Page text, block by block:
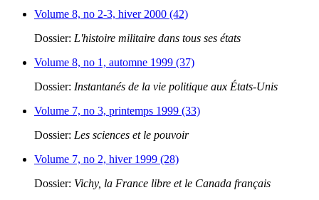
Volume 8, no 2-3, hiver 2000 (42)
Dossier: L'histoire militaire dans tous ses états
Volume 8, no 1, automne 1999 (37)
Dossier: Instantanés de la vie politique aux États-Unis
Volume 7, no 3, printemps 1999 (33)
Dossier: Les sciences et le pouvoir
Volume 7, no 2, hiver 1999 (28)
Dossier: Vichy, la France libre et le Canada français